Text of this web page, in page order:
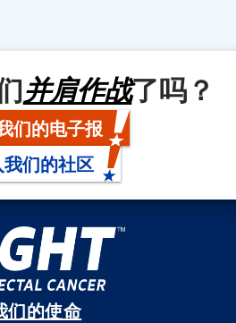
并肩作战了吗？
们的电子报
我们的社区
们的使命